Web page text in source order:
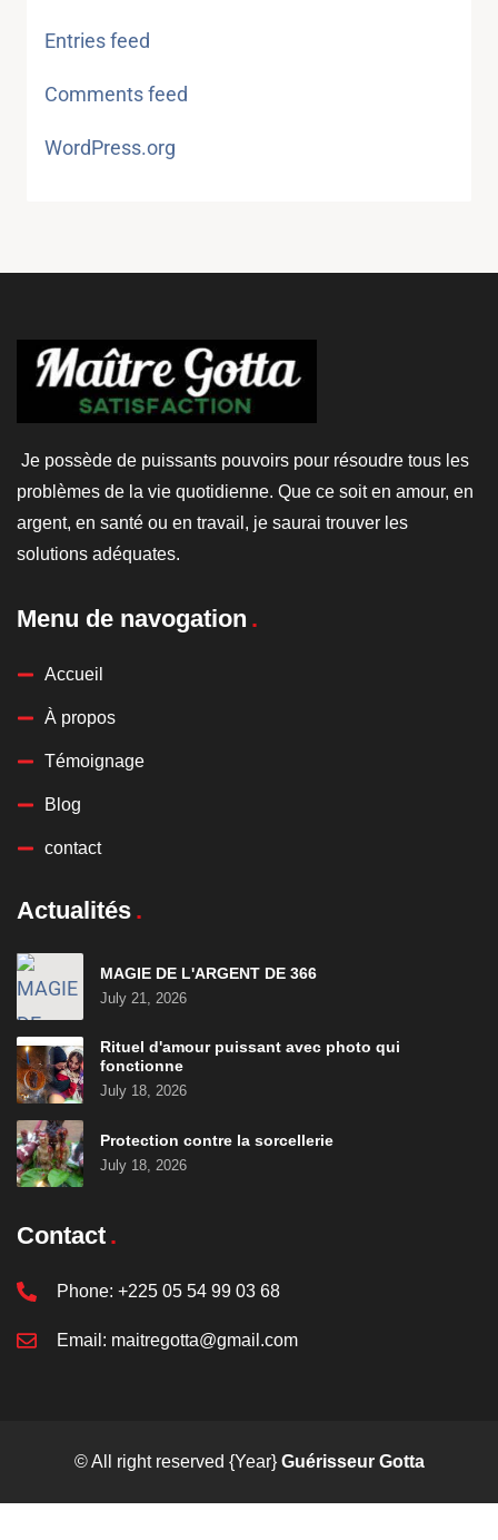
Entries feed
Comments feed
WordPress.org
Je possède de puissants pouvoirs pour résoudre tous les
problèmes de la vie quotidienne. Que ce soit en amour, en
argent, en santé ou en travail, je saurai trouver les
solutions adéquates.
Menu de navogation
Accueil
À propos
Témoignage
Blog
contact
Actualités
MAGIE DE L'ARGENT DE 366
July 21, 2026
Rituel d'amour puissant avec photo qui
fonctionne
July 18, 2026
Protection contre la sorcellerie
July 18, 2026
Contact
Phone: +225 05 54 99 03 68
Email: maitregotta@gmail.com
© All right reserved {Year} Guérisseur Gotta